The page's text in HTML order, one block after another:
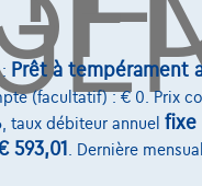
Prêt à tempérament
(facultatif) : € 0. Prix
, taux débiteur annuel fixe
593,01
. Dernière